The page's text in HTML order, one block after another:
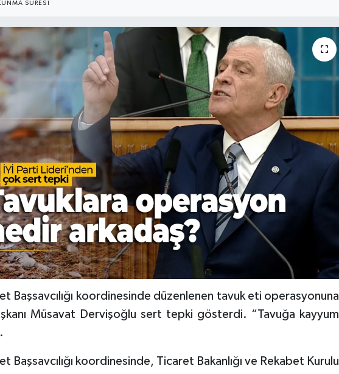
SÜRESI
Başsavcılığı koordinesinde düzenlenen tavuk eti operasyonuna
Müsavat Dervişoğlu sert tepki gösterdi. “Tavuğa kayyum
Başsavcılığı koordinesinde, Ticaret Bakanlığı ve Rekabet Kurulu